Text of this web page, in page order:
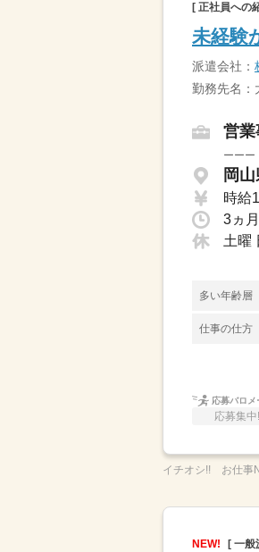
[ 正社員への
未経験
派遣会社：
勤務先名：
営業
ーーー
岡
時給
土曜
多い年齢層
仕事の仕方
応募バロメ
応募集中!
イチオシ!! お仕事
NEW! [ 一般